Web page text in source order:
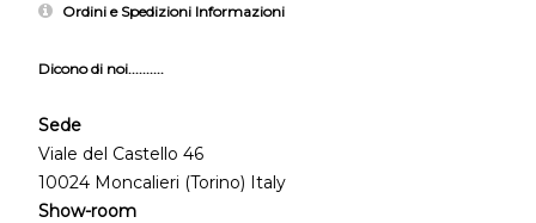
Ordini e Spedizioni Informazioni
Dicono di noi..........
Sede
Viale del Castello 46
10024 Moncalieri (Torino) Italy
Show-room